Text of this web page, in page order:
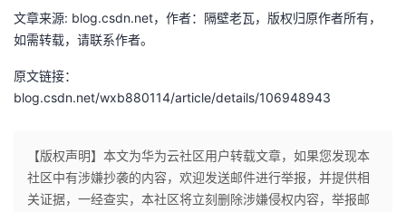
文章来源: blog.csdn.net，作者：隔壁老瓦，版权归原作者所有，
如需转载，请联系作者。
原文链接：
blog.csdn.net/wxb880114/article/details/106948943
【版权声明】本文为华为云社区用户转载文章，如果您发现本
社区中有涉嫌抄袭的内容，欢迎发送邮件进行举报，并提供相
关证据，一经查实，本社区将立刻删除涉嫌侵权内容，举报邮